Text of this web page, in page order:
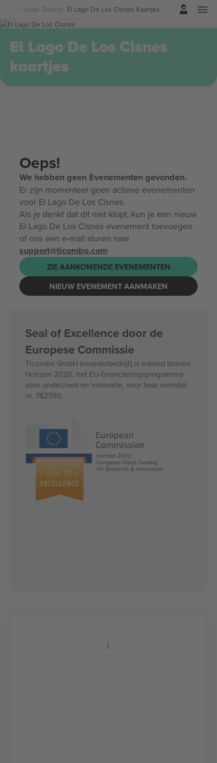
& Komedie Dance El Lago De Los Cisnes Kaartjes
Log in
El Lago De Los Cisnes
kaartjes
Oeps!
We hebben geen Evenementen gevonden.
Er zijn momenteel geen actieve evenementen
voor El Lago De Los Cisnes.
Als je denkt dat dit niet klopt, kun je een nieuw
El Lago De Los Cisnes evenement toevoegen
of ons een e-mail sturen naar
support@ticombo.com
ZIE AANKOMENDE EVENEMENTEN
NIEUW EVENEMENT AANMAKEN
Seal of Excellence door de
Europese Commissie
Ticombo GmbH (moederbedrijf) is erkend binnen
Horizon 2020, het EU-financieringsprogramma
voor onderzoek en innovatie, voor haar voorstel
nr. 782393.